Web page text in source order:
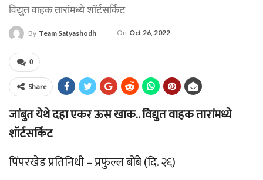
विद्युत वाहक तारांमध्ये शॉर्टसर्किट
By Team Satyashodh On Oct 26, 2022
0
Share
जांबुत येथे दहा एकर ऊस खाक.. विद्युत वाहक तारांमध्ये
शॉर्टसर्किट
पिंपरखेड प्रतिनिधी – प्रफुल्ल बोंबे (दि. २६)